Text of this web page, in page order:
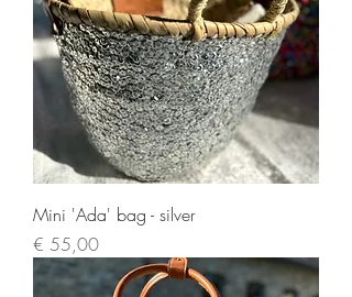
Mini 'Ada' bag - silver
Prijs
€ 55,00